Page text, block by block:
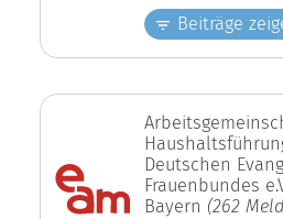
Beiträge
Deutschen
Frauenbundes
Bayern (262